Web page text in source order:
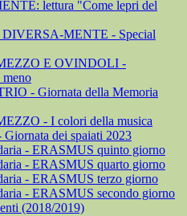
lettura "Come lepri del
MENTE - Special
E OVINDOLI -
- Giornata della Memoria
- I colori della musica
dei spaiati 2023
- ERASMUS quinto giorno
- ERASMUS quarto giorno
- ERASMUS terzo giorno
- ERASMUS secondo giorno
(2018/2019)